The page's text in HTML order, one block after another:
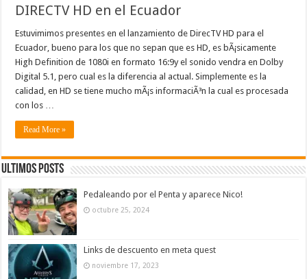
DIRECTV HD en el Ecuador
Estuvimimos presentes en el lanzamiento de DirecTV HD para el
Ecuador, bueno para los que no sepan que es HD, es bÃ¡sicamente
High Definition de 1080i en formato 16:9y el sonido vendra en Dolby
Digital 5.1, pero cual es la diferencia al actual. Simplemente es la
calidad, en HD se tiene mucho mÃ¡s informaciÃ³n la cual es procesada
con los …
Read More »
Ultimos Posts
Pedaleando por el Penta y aparece Nico!
octubre 25, 2024
Links de descuento en meta quest
noviembre 17, 2023